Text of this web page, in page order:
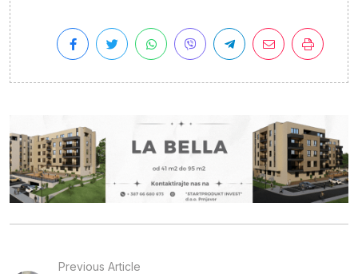
Previous Article